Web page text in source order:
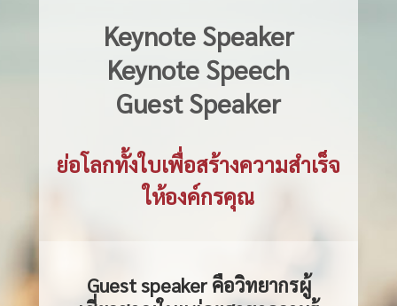
Keynote Speaker
Keynote Speech
Guest Speaker
ย่อโลกทั้งใบเพื่อสร้างความสำเร็จ
ให้องค์กรคุณ
Guest speakerคือวิทยากรผู้